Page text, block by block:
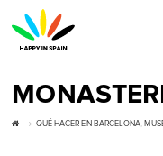
QUÉ HACER EN BARCELONA,